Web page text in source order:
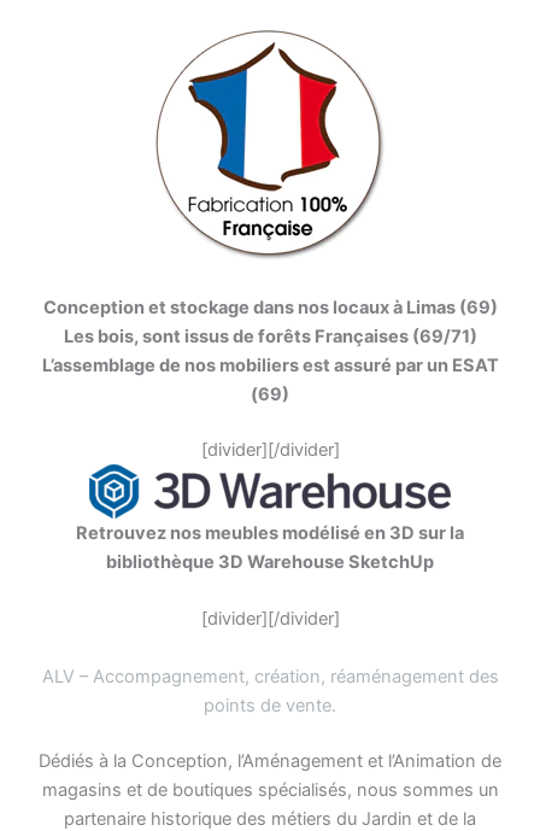
Conception et stockage dans nos locaux à Limas (69)
Les bois, sont issus de forêts Françaises (69/71)
L’assemblage de nos mobiliers est assuré par un ESAT
(69)
[divider][/divider]
Retrouvez nos meubles modélisé en 3D sur la
bibliothèque 3D Warehouse SketchUp
[divider][/divider]
ALV – Accompagnement, création, réaménagement des
points de vente.
Dédiés à la Conception, l’Aménagement et l’Animation de
magasins et de boutiques spécialisés, nous sommes un
partenaire historique des métiers du Jardin et de la